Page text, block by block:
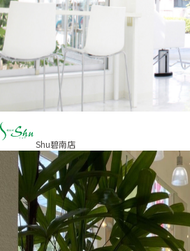
Shu碧南店